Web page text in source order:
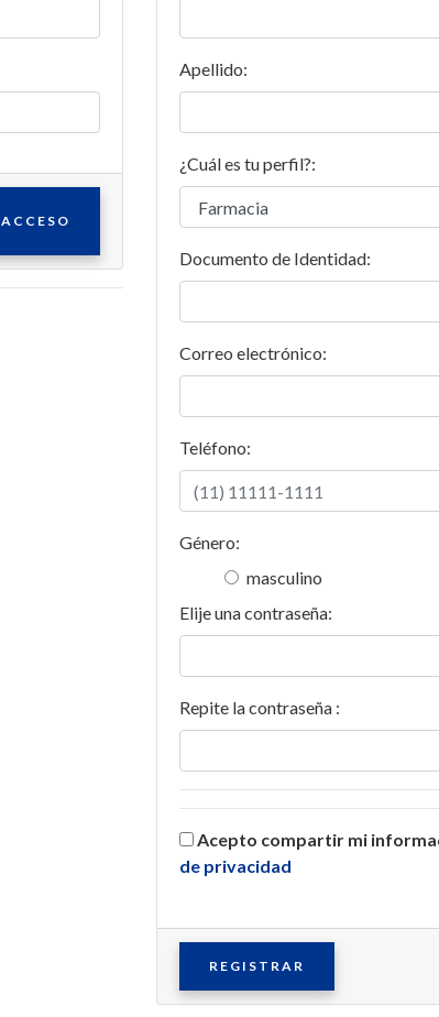
alimentarios
ACCESO
Apellido:
¿Cuál es tu perfil?:
Documento de Identidad:
Correo electrónico:
Teléfono:
Género:
masculino
Elije una contraseña:
Repite la contraseña :
Acepto compartir mi
de privacidad
REGISTRAR